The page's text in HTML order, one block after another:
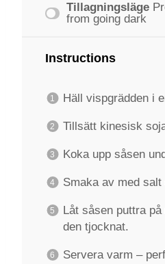
Tillagningsläge
from going dark
Instructions
Häll vispgrädden i
Tillsätt kinesisk
Koka upp såsen
Smaka av med salt
Låt såsen puttra
den tjocknat.
Servera varm –